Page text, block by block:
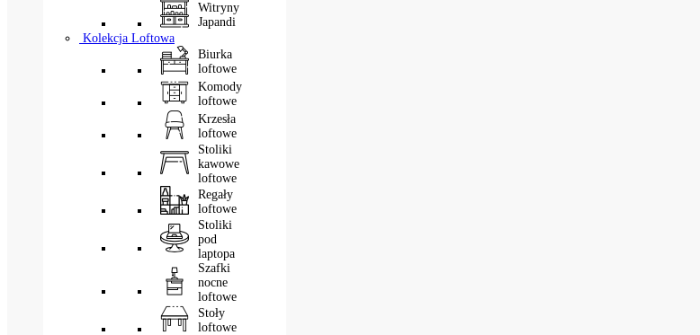
Witryny
Japandi
Kolekcja Loftowa
Biurka
loftowe
Komody
loftowe
Krzesła
loftowe
Stoliki
kawowe
loftowe
Regały
loftowe
Stoliki
pod
laptopa
Szafki
nocne
loftowe
Stoły
loftowe